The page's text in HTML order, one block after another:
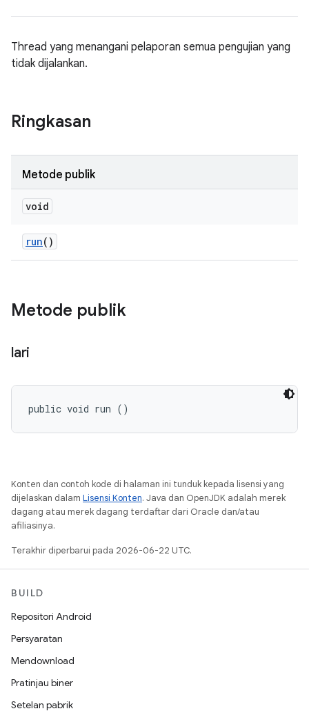
Thread yang menangani pelaporan semua pengujian yang
tidak dijalankan.
Ringkasan
Metode publik
void
run()
Metode publik
lari
public void run ()
Konten dan contoh kode di halaman ini tunduk kepada lisensi yang
dijelaskan dalam Lisensi Konten. Java dan OpenJDK adalah merek
dagang atau merek dagang terdaftar dari Oracle dan/atau
afiliasinya.
Terakhir diperbarui pada 2026-06-22 UTC.
BUILD
Repositori Android
Persyaratan
Mendownload
Pratinjau biner
Setelan pabrik